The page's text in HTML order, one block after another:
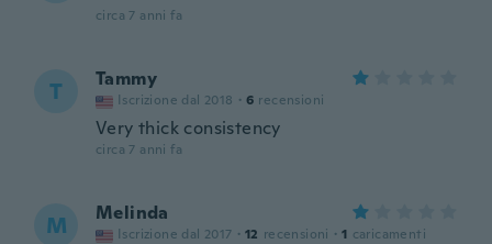
circa 7 anni fa
T Tammy
Iscrizione dal 2018 · 6 recensioni
Very thick consistency
circa 7 anni fa
M Melinda
Iscrizione dal 2017 · 12 recensioni · 1 caricamenti